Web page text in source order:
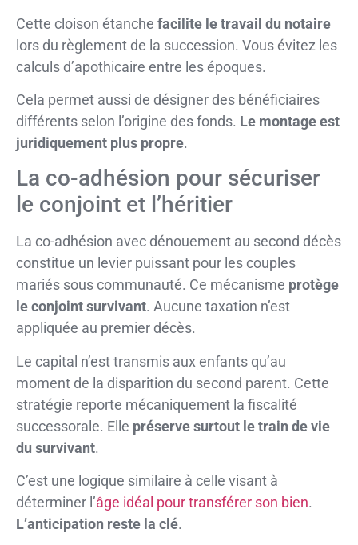
Cette cloison étanche facilite le travail du notaire
lors du règlement de la succession. Vous évitez les
calculs d’apothicaire entre les époques.
Cela permet aussi de désigner des bénéficiaires
différents selon l’origine des fonds. Le montage est
juridiquement plus propre.
La co-adhésion pour sécuriser
le conjoint et l’héritier
La co-adhésion avec dénouement au second décès
constitue un levier puissant pour les couples
mariés sous communauté. Ce mécanisme protège
le conjoint survivant. Aucune taxation n’est
appliquée au premier décès.
Le capital n’est transmis aux enfants qu’au
moment de la disparition du second parent. Cette
stratégie reporte mécaniquement la fiscalité
successorale. Elle préserve surtout le train de vie
du survivant.
C’est une logique similaire à celle visant à
déterminer l’âge idéal pour transférer son bien.
L’anticipation reste la clé.